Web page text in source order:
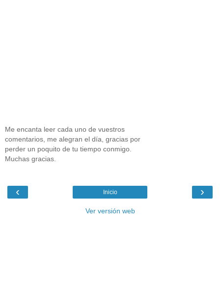
Me encanta leer cada uno de vuestros
comentarios, me alegran el día, gracias por
perder un poquito de tu tiempo conmigo.
Muchas gracias.
‹ ›
Inicio
Ver versión web